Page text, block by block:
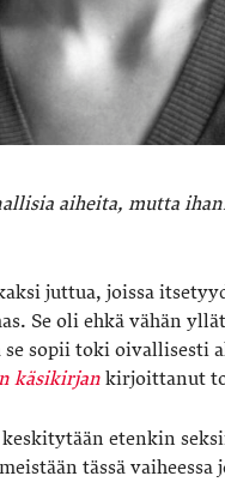
aiheita, mutta
juttua, joissa
Se oli ehkä vähän
sopii toki oivallisesti
käsikirjan kirjoittanut
etenkin
tässä